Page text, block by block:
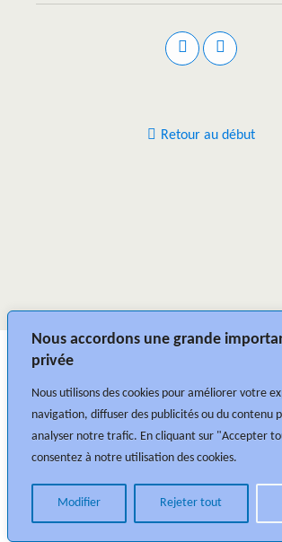
Nous accordons une grande
privée
Nous utilisons des cookies pour améliorer votre
navigation, diffuser des publicités ou du contenu
analyser notre trafic. En cliquant sur "Accepter
consentez à notre utilisation des cookies.
Modifier Rejeter tout
Retour au début